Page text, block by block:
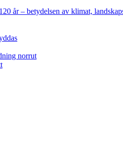
år– betydelsen av klimat,
norrut